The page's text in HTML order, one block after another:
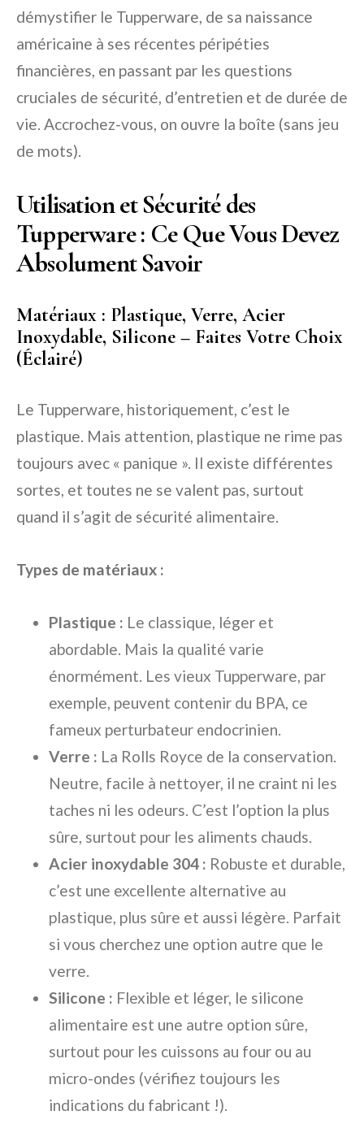
démystifier le Tupperware, de sa naissance
américaine à ses récentes péripéties
financières, en passant par les questions
cruciales de sécurité, d’entretien et de durée de
vie. Accrochez-vous, on ouvre la boîte (sans jeu
de mots).
Utilisation et Sécurité des
Tupperware : Ce Que Vous Devez
Absolument Savoir
Matériaux : Plastique, Verre, Acier
Inoxydable, Silicone – Faites Votre Choix
(Éclairé)
Le Tupperware, historiquement, c’est le
plastique. Mais attention, plastique ne rime pas
toujours avec « panique ». Il existe différentes
sortes, et toutes ne se valent pas, surtout
quand il s’agit de sécurité alimentaire.
Types de matériaux :
Plastique : Le classique, léger et
abordable. Mais la qualité varie
énormément. Les vieux Tupperware, par
exemple, peuvent contenir du BPA, ce
fameux perturbateur endocrinien.
Verre : La Rolls Royce de la conservation.
Neutre, facile à nettoyer, il ne craint ni les
taches ni les odeurs. C’est l’option la plus
sûre, surtout pour les aliments chauds.
Acier inoxydable 304 : Robuste et durable,
c’est une excellente alternative au
plastique, plus sûre et aussi légère. Parfait
si vous cherchez une option autre que le
verre.
Silicone : Flexible et léger, le silicone
alimentaire est une autre option sûre,
surtout pour les cuissons au four ou au
micro-ondes (vérifiez toujours les
indications du fabricant !).